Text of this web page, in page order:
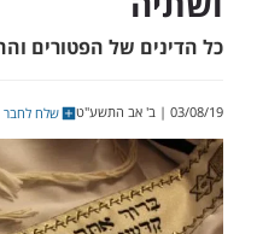
והמותר
של הפטורים והחייבים
שלח לחבר